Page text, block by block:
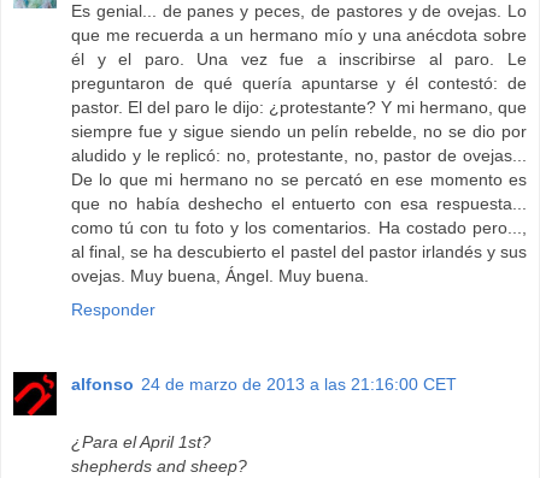
Es genial... de panes y peces, de pastores y de ovejas. Lo
que me recuerda a un hermano mío y una anécdota sobre
él y el paro. Una vez fue a inscribirse al paro. Le
preguntaron de qué quería apuntarse y él contestó: de
pastor. El del paro le dijo: ¿protestante? Y mi hermano, que
siempre fue y sigue siendo un pelín rebelde, no se dio por
aludido y le replicó: no, protestante, no, pastor de ovejas...
De lo que mi hermano no se percató en ese momento es
que no había deshecho el entuerto con esa respuesta...
como tú con tu foto y los comentarios. Ha costado pero...,
al final, se ha descubierto el pastel del pastor irlandés y sus
ovejas. Muy buena, Ángel. Muy buena.
Responder
alfonso 24 de marzo de 2013 a las 21:16:00 CET
¿Para el April 1st?
shepherds and sheep?